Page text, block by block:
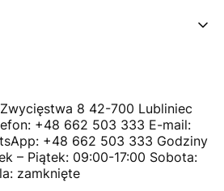
8 42-700 Lubliniec
+48 662 503 333 E-mail:
+48 662 503 333 Godziny
– Piątek: 09:00-17:00 Sobota:
zamknięte